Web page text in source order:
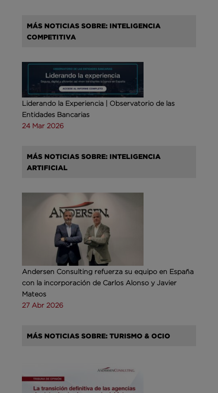
MÁS NOTICIAS SOBRE: INTELIGENCIA
COMPETITIVA
Liderando la Experiencia | Observatorio de las
Entidades Bancarias
24 Mar 2026
MÁS NOTICIAS SOBRE: INTELIGENCIA
ARTIFICIAL
Andersen Consulting refuerza su equipo en España
con la incorporación de Carlos Alonso y Javier
Mateos
27 Abr 2026
MÁS NOTICIAS SOBRE: TURISMO & OCIO